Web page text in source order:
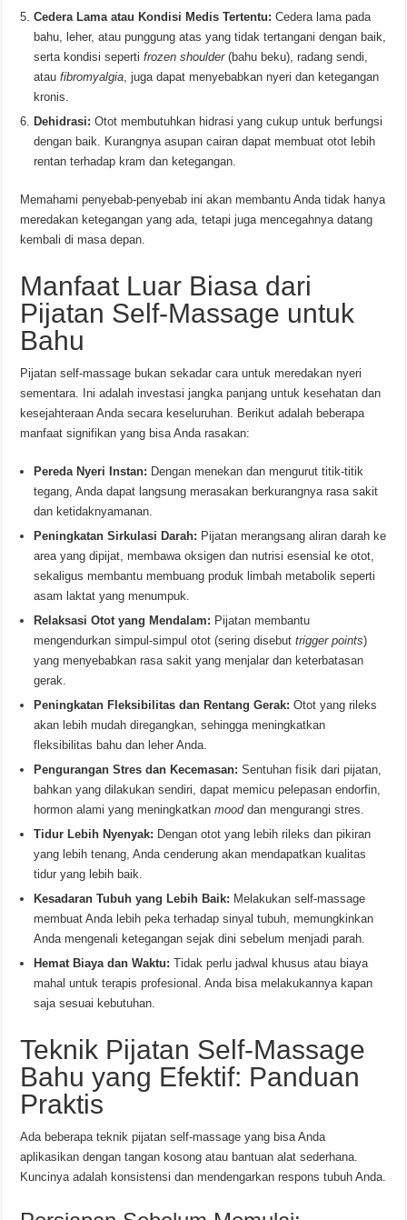
Cedera Lama atau Kondisi Medis Tertentu: Cedera lama pada
bahu, leher, atau punggung atas yang tidak tertangani dengan baik,
serta kondisi sepertifrozen shoulder(bahu beku), radang sendi,
ataufibromyalgia , juga dapat menyebabkan nyeri dan ketegangan
kronis.
Dehidrasi: Otot membutuhkan hidrasi yang cukup untuk berfungsi
dengan baik. Kurangnya asupan cairan dapat membuat otot lebih
rentan terhadap kram dan ketegangan.
Memahami penyebab-penyebab ini akan membantu Anda tidak hanya
meredakan ketegangan yang ada, tetapi juga mencegahnya datang
kembali di masa depan.
Manfaat Luar Biasa dari
Pijatan Self-Massage untuk
Bahu
Pijatan self-massage bukan sekadar cara untuk meredakan nyeri
sementara. Ini adalah investasi jangka panjang untuk kesehatan dan
kesejahteraan Anda secara keseluruhan. Berikut adalah beberapa
manfaat signifikan yang bisa Anda rasakan:
Pereda Nyeri Instan: Dengan menekan dan mengurut titik-titik
tegang, Anda dapat langsung merasakan berkurangnya rasa sakit
dan ketidaknyamanan.
Peningkatan Sirkulasi Darah: Pijatan merangsang aliran darah ke
area yang dipijat, membawa oksigen dan nutrisi esensial ke otot,
sekaligus membantu membuang produk limbah metabolik seperti
asam laktat yang menumpuk.
Relaksasi Otot yang Mendalam: Pijatan membantu
mengendurkan simpul-simpul otot (sering disebuttrigger points)
yang menyebabkan rasa sakit yang menjalar dan keterbatasan
gerak.
Peningkatan Fleksibilitas dan Rentang Gerak: Otot yang rileks
akan lebih mudah diregangkan, sehingga meningkatkan
fleksibilitas bahu dan leher Anda.
Pengurangan Stres dan Kecemasan: Sentuhan fisik dari pijatan,
bahkan yang dilakukan sendiri, dapat memicu pelepasan endorfin,
hormon alami yang meningkatkanmooddan mengurangi stres.
Tidur Lebih Nyenyak: Dengan otot yang lebih rileks dan pikiran
yang lebih tenang, Anda cenderung akan mendapatkan kualitas
tidur yang lebih baik.
Kesadaran Tubuh yang Lebih Baik: Melakukan self-massage
membuat Anda lebih peka terhadap sinyal tubuh, memungkinkan
Anda mengenali ketegangan sejak dini sebelum menjadi parah.
Hemat Biaya dan Waktu: Tidak perlu jadwal khusus atau biaya
mahal untuk terapis profesional. Anda bisa melakukannya kapan
saja sesuai kebutuhan.
Teknik Pijatan Self-Massage
Bahu yang Efektif: Panduan
Praktis
Ada beberapa teknik pijatan self-massage yang bisa Anda
aplikasikan dengan tangan kosong atau bantuan alat sederhana.
Kuncinya adalah konsistensi dan mendengarkan respons tubuh Anda.